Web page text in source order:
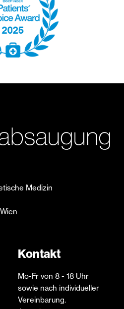
Medizin
Kontakt
Mo-Fr von 8 - 18 Uhr
sowie nach individueller
Vereinbarung.